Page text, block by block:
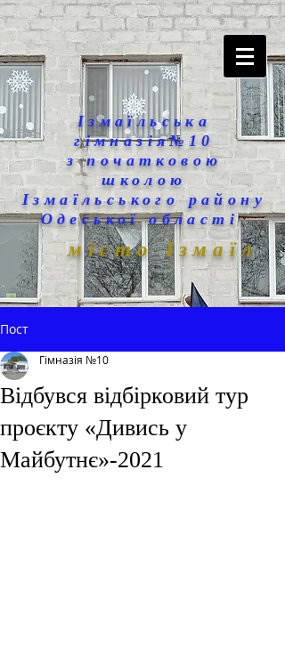
Ізмаїльська
гімназія№10
з початковою
школою
Ізмаїльського району
Одеської області
місто Ізмаїл
Пост
Відбувся відбірковий тур
проєкту «Дивись у
Майбутнє»-2021
Гімназія №10